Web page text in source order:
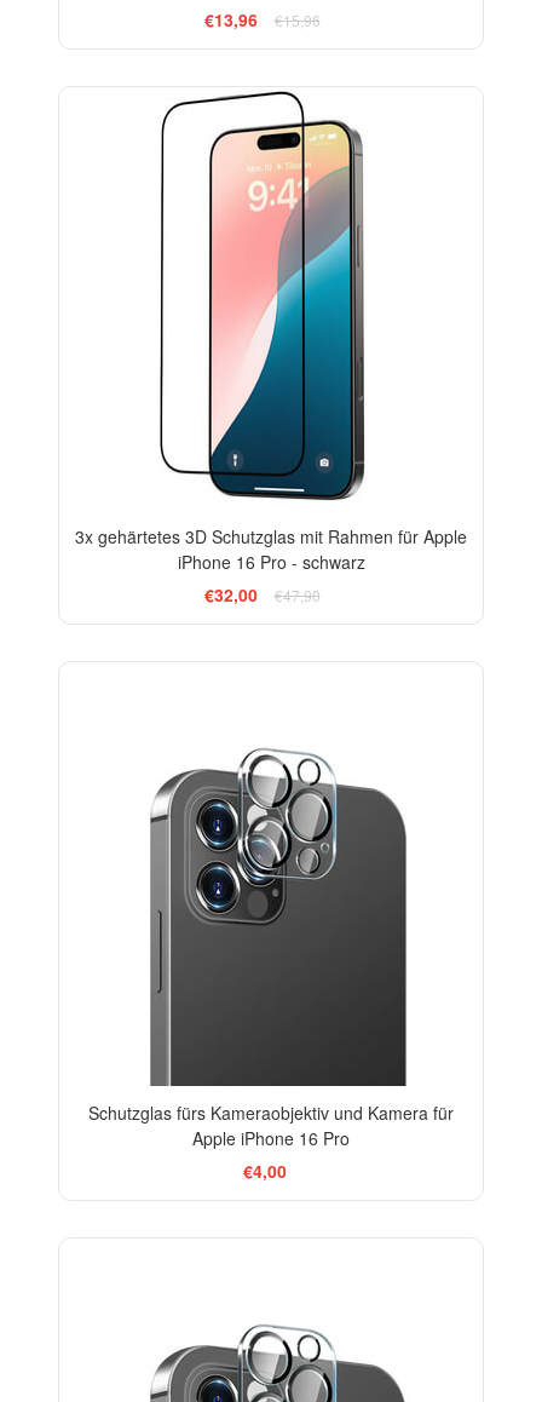
€13,96
€15,96
3x gehärtetes 3D Schutzglas mit Rahmen für Apple
iPhone 16 Pro - schwarz
€32,00
€47,90
Schutzglas fürs Kameraobjektiv und Kamera für
Apple iPhone 16 Pro
€4,00